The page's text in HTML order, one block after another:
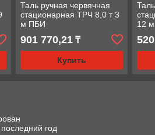
Таль ручная червячная
стационарная ТРЧ 8,0 т 3
м ПБИ
901 770,21₸
Купить
12
год